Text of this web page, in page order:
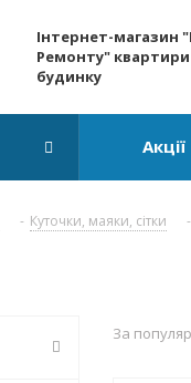
Інтернет-магазин
Ремонту"
будинку
Акції
- Куточки, маяки, сітки -
За